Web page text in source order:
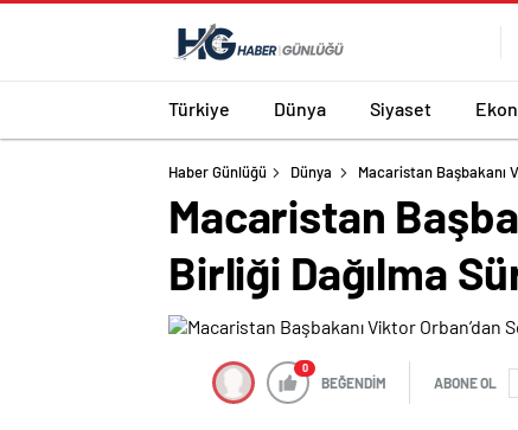
Türkiye Dünya Siyaset
Haber Günlüğü Dünya Macaristan Başbakanı
Macaristan
Birliği Dağılma
0
BEĞENDİM ABONE OL